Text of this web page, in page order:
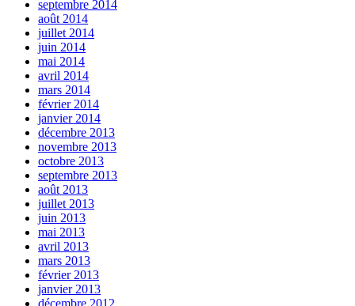
septembre 2014
août 2014
juillet 2014
juin 2014
mai 2014
avril 2014
mars 2014
février 2014
janvier 2014
décembre 2013
novembre 2013
octobre 2013
septembre 2013
août 2013
juillet 2013
juin 2013
mai 2013
avril 2013
mars 2013
février 2013
janvier 2013